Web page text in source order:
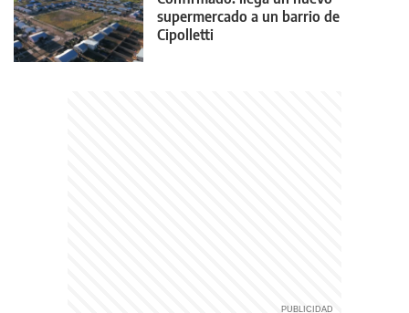
supermercado a un barrio de
Cipolletti